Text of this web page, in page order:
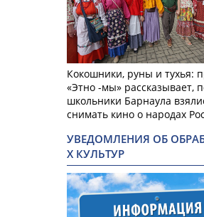
Кокошники, руны и тухья:
«Этно -мы» рассказывает,
школьники Барнаула
снимать кино о народах
УВЕДОМЛЕНИЯ ОБ
Х КУЛЬТУР